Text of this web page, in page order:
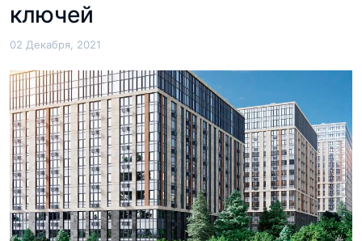
ключей
02 Декабря, 2021